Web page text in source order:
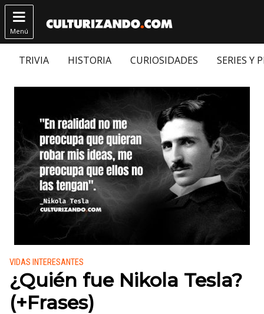

Menú
TRIVIA HISTORIA CURIOSIDADES SERIES Y
Publicado en:
VIDAS INTERESANTES
¿Quién fue Nikola Tesla?
(+Frases)